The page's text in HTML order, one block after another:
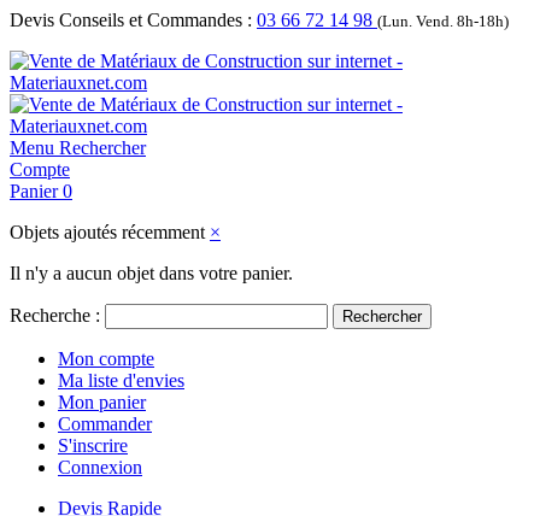
Devis Conseils et Commandes : 03 66 72 14 98 (Lun. Vend. 8h-18h)
Menu Rechercher
Compte
Panier 0
Objets ajoutés récemment ×
Il n'y a aucun objet dans votre panier.
Recherche : Rechercher
Mon compte
Ma liste d'envies
Mon panier
Commander
S'inscrire
Connexion
Devis Rapide